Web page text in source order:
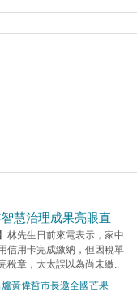
慧治理成果亮眼直
林先生日前來電表示，家中
信用卡完成繳納，但因稅單
稅章，太太誤以為尚未繳..
黃偉哲市長邀全國芒果